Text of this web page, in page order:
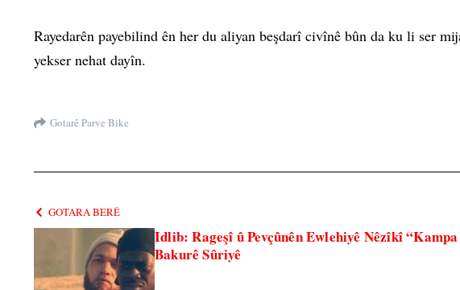
Rayedarên payebilind ên her du aliyan beşdarî civînê bûn da ku li ser
yekser nehat dayîn.
Gotarê Parve Bike
GOTARA BERÊ
Idlib: Rageşî û Pevçûnên Ewlehiyê Nêzîkî
Bakurê Sûriyê